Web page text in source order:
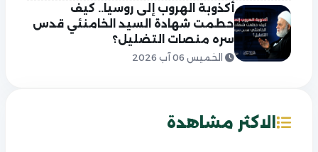
أكذوبة الهروب إلى روسيا.. كيف
حطمت شهادة السيد الخامنئي قدس
سره منصات التضليل؟
الخميس 06 آب 2026
الاكثر مشاهدة